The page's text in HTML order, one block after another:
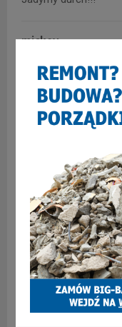
mickey
Więcej takich
Sośnica Tricolore
Brawo Górnik!
SKOMENTUJ